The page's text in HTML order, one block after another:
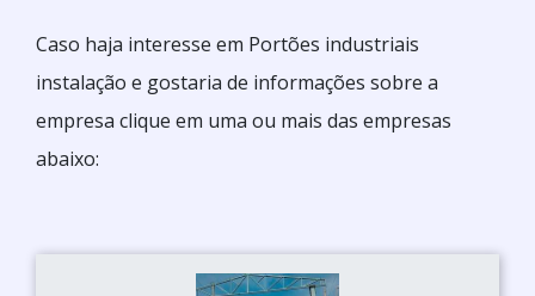
Caso haja interesse em Portões industriais
instalação e gostaria de informações sobre a
empresa clique em uma ou mais das empresas
abaixo: